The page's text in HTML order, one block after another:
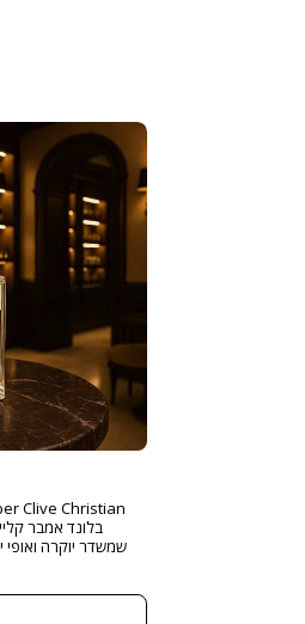
בלונד אמבר
שמשדר יוקרה
שמתאים